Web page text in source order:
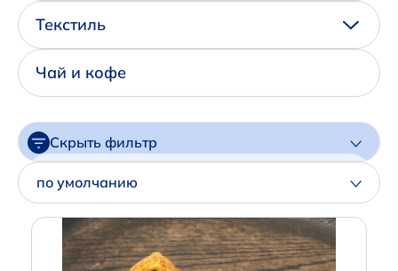
Написать нам в Телеграм
+7 (925) 294-91-85
,
+7 (926) 702-09-76
Текстиль
Чай и кофе
Скрыть фильтр
Артикул
Производитель
по умолчанию